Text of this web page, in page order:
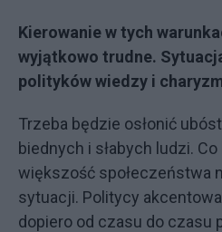
Kierowanie w tych
wyjątkowo trudne.
polityków wiedzy i
Trzeba będzie osłonić
biednych i słabych ludzi.
większość społeczeństwa
sytuacji. Politycy
dopiero od czasu do czasu